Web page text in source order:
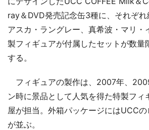
ray＆DVD発売記念缶3種に、それぞれ
アスカ・ラングレー、真希波・マリ・
製フィギュアが付属したセットが数量
する。
フィギュアの製作は、2007年、
ン時に景品として人気を得た特製フィ
屋が担当。外箱パッケージにはUCC
が並ぶ。